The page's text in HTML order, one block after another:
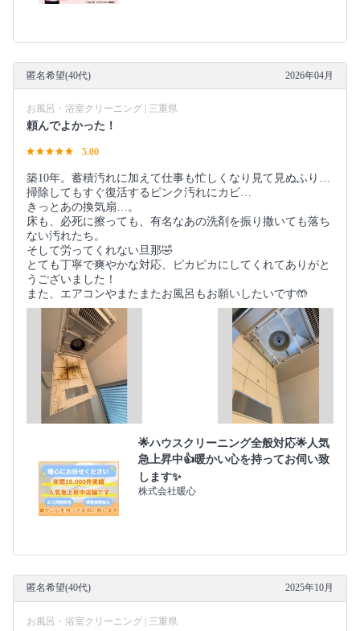
匿名希望(40代) 2026年04月
お風呂・浴室クリーニング | 三重県
頼んでよかった！
5.00
築10年。蓄積汚れに加えて仕事も忙しくなり見て見ぬふり…
掃除してもすぐ復活するピンク汚れにカビ…
きっとあの換気扇…。
床も、必死に擦っても、有名なあの洗剤を振り撒いても落ち
ない汚れたち。
そして労ってくれない旦那🤣
とても丁寧で爽やかな対応、ピカピカにしてくれてありがと
うございました！
また、エアコンやまたまたお風呂もお願いしたいです🤲
🌟ハウスクリーニング全般対応🌟人気
急上昇中👍暖かい心を持ってお伺い致
します✨
株式会社暖心
匿名希望(40代) 2025年10月
お風呂・浴室クリーニング | 三重県